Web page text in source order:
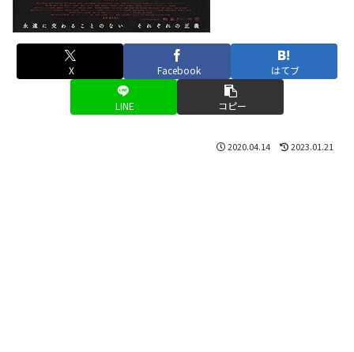
X Facebook はてブ
LINE コピー
2020.04.14 2023.01.21